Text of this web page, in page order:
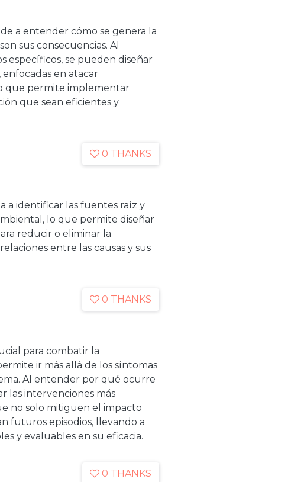
a entender cómo se genera la
sus consecuencias. Al
específicos, se pueden diseñar
enfocadas en atacar
que permite implementar
que sean eficientes y
0 THANKS
a identificar las fuentes raíz y
lo que permite diseñar
reducir o eliminar la
entre las causas y sus
0 THANKS
para combatir la
ir más allá de los síntomas
Al entender por qué ocurre
las intervenciones más
no solo mitiguen el impacto
futuros episodios, llevando a
y evaluables en su eficacia.
0 THANKS